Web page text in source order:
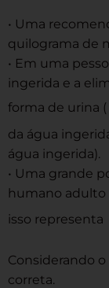
• Uma
quilograma de
• Em uma
ingerida e a
forma de urina (
da água
água ingerida).
• Uma grande
humano adulto
isso representa
Considerando
correta.